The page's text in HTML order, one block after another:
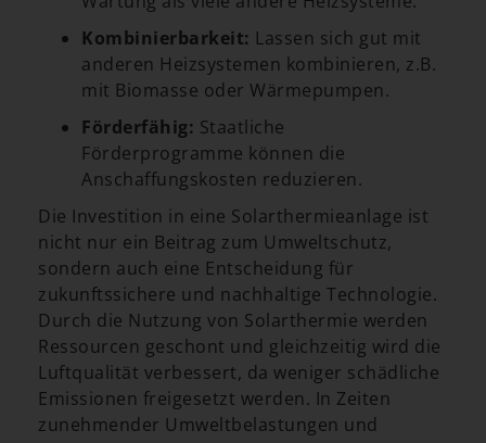
Kombinierbarkeit: Lassen sich gut mit
anderen Heizsystemen kombinieren, z.B.
mit Biomasse oder Wärmepumpen.
Förderfähig: Staatliche
Förderprogramme können die
Anschaffungskosten reduzieren.
Die Investition in eine Solarthermieanlage ist
nicht nur ein Beitrag zum Umweltschutz,
sondern auch eine Entscheidung für
zukunftssichere und nachhaltige Technologie.
Durch die Nutzung von Solarthermie werden
Ressourcen geschont und gleichzeitig wird die
Luftqualität verbessert, da weniger schädliche
Emissionen freigesetzt werden. In Zeiten
zunehmender Umweltbelastungen und